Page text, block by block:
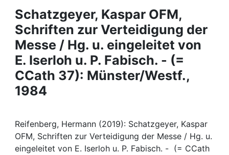
Projects
People
Institutions
Awards
Help
Schatzgeyer, Kaspar OFM,
Schriften zur Verteidigung der
Messe / Hg. u. eingeleitet von
E. Iserloh u. P. Fabisch. - (=
CCath 37): Münster/Westf.,
1984
Reifenberg, Hermann (2019): Schatzgeyer, Kaspar
OFM, Schriften zur Verteidigung der Messe / Hg. u.
eingeleitet von E. Iserloh u. P. Fabisch. - (= CCath